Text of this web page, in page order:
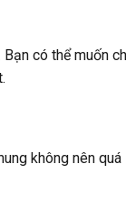
có thể muốn
không nên quá